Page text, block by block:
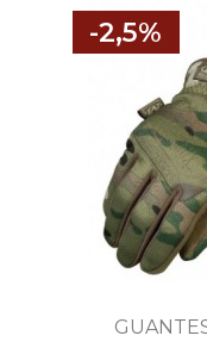
-2,5%